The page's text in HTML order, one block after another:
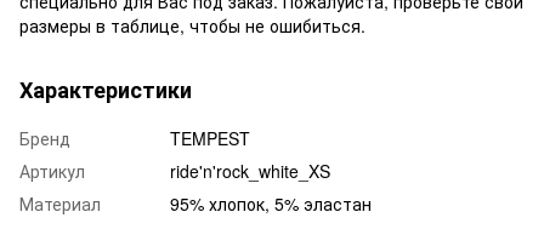
размеры в таблице, чтобы не ошибиться.
Характеристики
Бренд
TEMPEST
Артикул
ride'n'rock_white_XS
Материал
95% хлопок, 5% эластан